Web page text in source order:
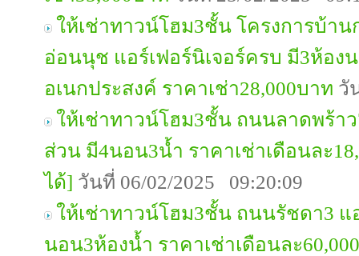
ให้เช่าทาวน์โฮม3ชั้น โครงการบ้าน
อ่อนนุช แอร์เฟอร์นิเจอร์ครบ มี3ห้อง
อเนกประสงค์ ราคาเช่า28,000บาท วั
ให้เช่าทาวน์โฮม3ชั้น ถนนลาดพร้าว
ส่วน มี4นอน3น้ำ ราคาเช่าเดือนละ
ได้] วันที่ 06/02/2025 09:20:09
ให้เช่าทาวน์โฮม3ชั้น ถนนรัชดา3 แ
นอน3ห้องน้ำ ราคาเช่าเดือนละ